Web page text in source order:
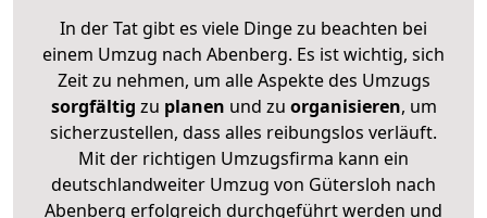
In der Tat gibt es viele Dinge zu beachten bei
einem Umzug nach Abenberg. Es ist wichtig, sich
Zeit zu nehmen, um alle Aspekte des Umzugs
sorgfältig zu planen und zu organisieren, um
sicherzustellen, dass alles reibungslos verläuft.
Mit der richtigen Umzugsfirma kann ein
deutschlandweiter Umzug von Gütersloh nach
Abenberg erfolgreich durchgeführt werden und